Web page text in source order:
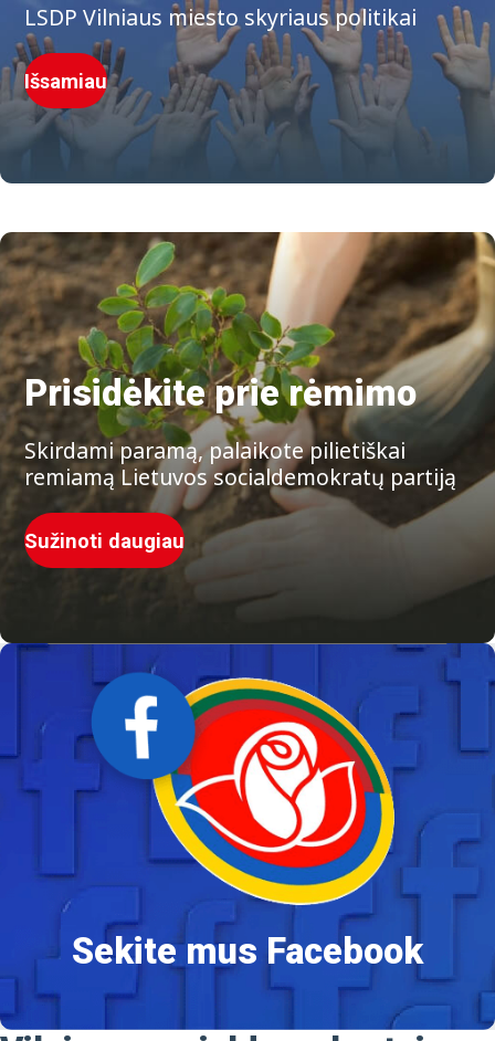
LSDP Vilniaus miesto skyriaus politikai
Išsamiau
Prisidėkite prie rėmimo
Skirdami paramą, palaikote pilietiškai
remiamą Lietuvos socialdemokratų partiją
Sužinoti daugiau
Sekite mus Facebook